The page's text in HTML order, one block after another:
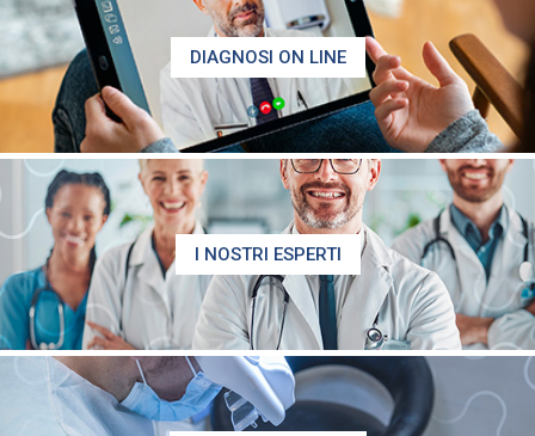
DIAGNOSI ON LINE
I NOSTRI ESPERTI